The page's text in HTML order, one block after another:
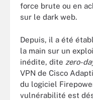
force brute ou en
sur le dark web.
Depuis, il a été
la main sur un
inédite, dite zero-
VPN de Cisco
du logiciel
vulnérabilité est